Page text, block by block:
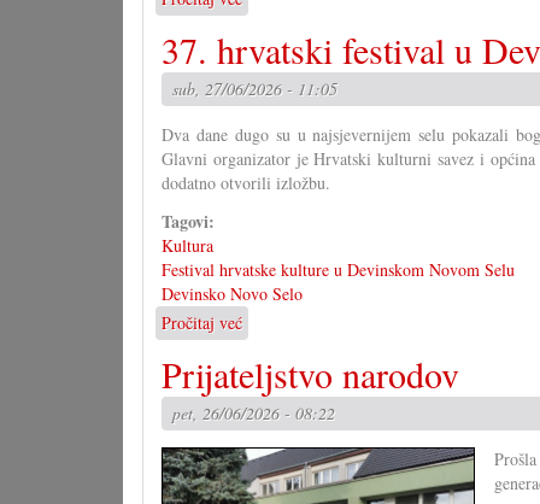
Rješenje
velike
križaljke
za
juni
37. hrvatski festival u
sub, 27/06/2026 - 11:05
Dva dane dugo su u najsjevernijem selu pokazali
Glavni organizator je Hrvatski kulturni savez i
dodatno otvorili izložbu.
Tagovi:
Kultura
Festival hrvatske kulture u Devinskom Novom Selu
Devinsko Novo Selo
Pročitaj već
37.
hrvatski
festival
u
Devinskom
Novo
Selu
Prijateljstvo narodov
pet, 26/06/2026 - 08:22